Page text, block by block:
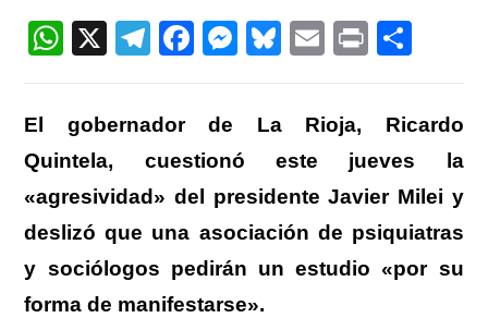
entrada:W
s
A
p
p
X
T
e
gr
a
m
F
e
b
o
o
k
M
ss
e
n
g
er
Bl
sk
y
E
ail
Pr
p
ar
tir
El gobernador de La Rioja, Ricardo
Quintela, cuestionó este jueves la
«agresividad» del presidente Javier Milei y
deslizó que una asociación de psiquiatras
y sociólogos pedirán un estudio «por su
forma de manifestarse».